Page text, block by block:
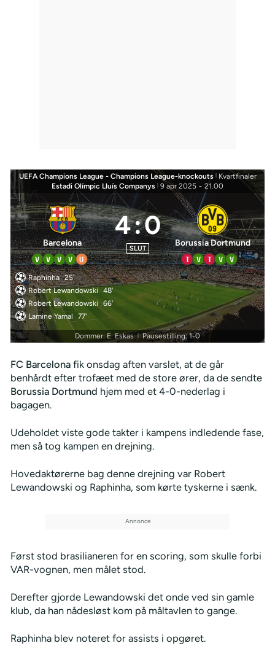
UEFA Champions League - Champions League-knockouts | Kvartfinaler
Estadi Olímpic Lluís Companys | 9 apr 2025 - 21.00
Barcelona
V V V V U
4:0
SLUT
Borussia Dortmund
T V T V V
Raphinha 25'
Robert Lewandowski 48'
Robert Lewandowski
66'
Lamine Yamal
77'
Dommer: E. Eskas | Pausestilling: 1-0
FC Barcelonafik onsdag aften varslet, at de går
benhårdt efter trofæet med de store ører, da de sendte
Borussia Dortmund hjem med et 4-0-nederlag i
bagagen.
Udeholdet viste gode takter i kampens indledende fase,
men så tog kampen en drejning.
Hovedaktørerne bag denne drejning var Robert
Lewandowski og Raphinha, som kørte tyskerne i sænk.
Først stod brasilianeren for en scoring, som skulle forbi
VAR-vognen, men målet stod.
Derefter gjorde Lewandowski det onde ved sin gamle
klub, da han nådesløst kom på måltavlen to gange.
Raphinha blev noteret for assists i opgøret.